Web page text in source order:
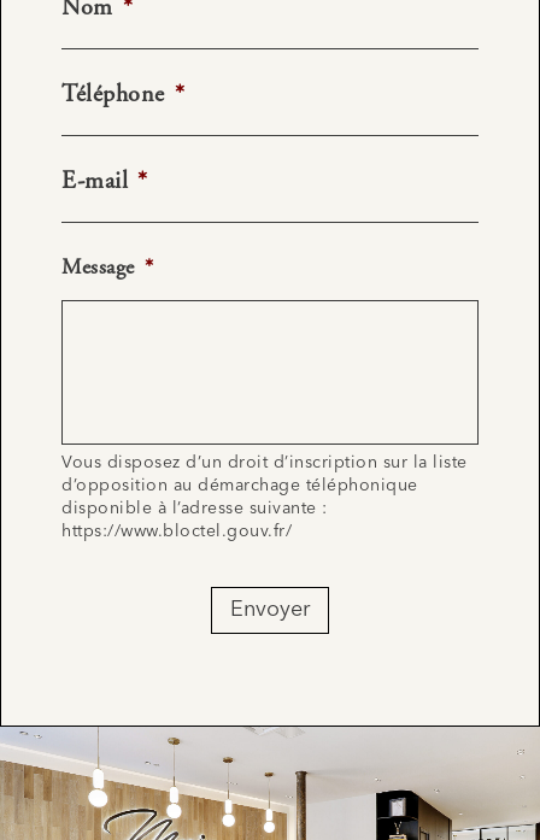
Nom *
Téléphone *
E-mail *
Message *
Vous disposez d’un droit d’inscription sur la liste
d’opposition au démarchage téléphonique
disponible à l’adresse suivante :
https://www.bloctel.gouv.fr/
Envoyer